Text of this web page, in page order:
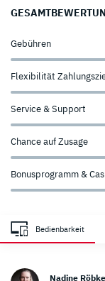
Gebühren
Flexibilität
Service & Support
Chance auf Zusage
Bonusprogramm &
Bedienbarkeit
Nadine Röbke